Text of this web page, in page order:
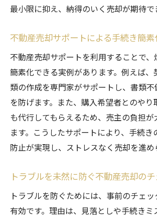
最小限に抑え、納得のいく売却が期待で
不動産売却サポートによる手続き簡
不動産売却サポートを利用することで、
簡素化できる実例があります。例えば、
類の作成を専門家がサポートし、書類
を防げます。また、購入希望者とのや
も代行してもらえるため、売主の負担
ます。こうしたサポートにより、手続き
防止が実現し、ストレスなく売却を進め
トラブルを未然に防ぐ不動産売却の
トラブルを防ぐためには、事前のチェ
有効です。理由は、見落としや手続き